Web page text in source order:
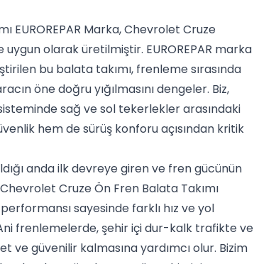
EUROREPAR Marka, Chevrolet Cruze
olarak üretilmiştir. EUROREPAR marka
bu balata takımı, frenleme sırasında
öne doğru yığılmasını dengeler. Biz,
sağ ve sol tekerlekler arasındaki
hem de sürüş konforu açısından kritik
anda ilk devreye giren ve fren gücünün
Cruze Ön Fren Balata Takımı
sayesinde farklı hız ve yol
frenlemelerde, şehir içi dur-kalk trafikte ve
ve güvenilir kalmasına yardımcı olur. Bizim